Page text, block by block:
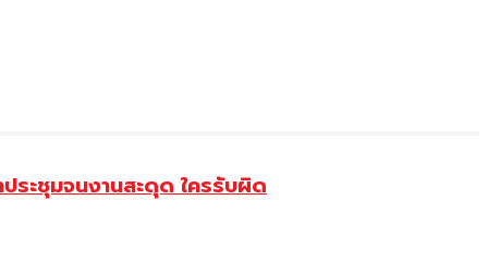
ระชุมจนงานสะดุด ใครรับผิด